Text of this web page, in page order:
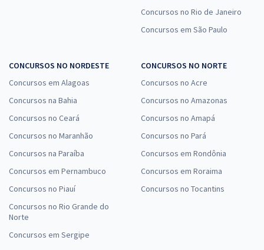
Concursos no Rio de Janeiro
Concursos em São Paulo
CONCURSOS NO NORDESTE
Concursos em Alagoas
Concursos na Bahia
Concursos no Ceará
Concursos no Maranhão
Concursos na Paraíba
Concursos em Pernambuco
Concursos no Piauí
Concursos no Rio Grande do
Norte
Concursos em Sergipe
CONCURSOS NO NORTE
Concursos no Acre
Concursos no Amazonas
Concursos no Amapá
Concursos no Pará
Concursos em Rondônia
Concursos em Roraima
Concursos no Tocantins